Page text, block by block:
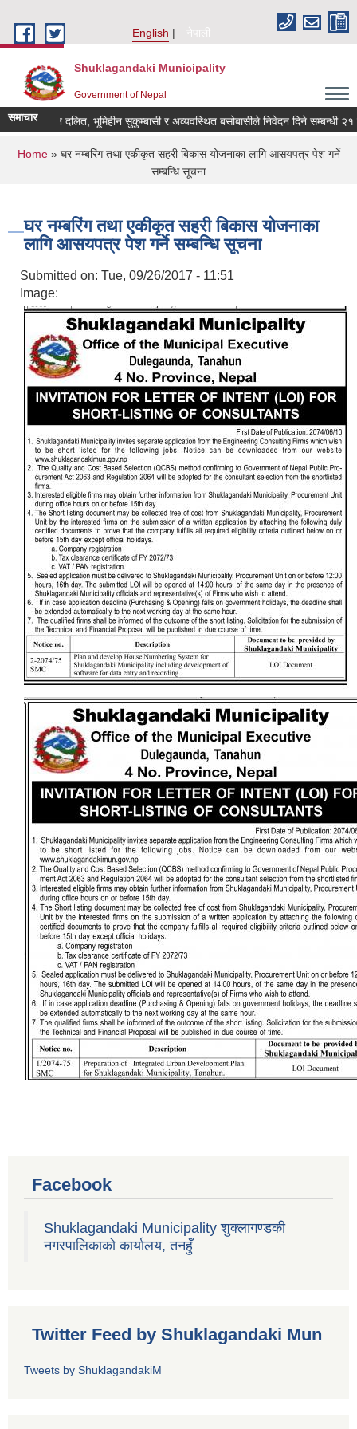
English
नेपाली
Shuklagandaki Municipality
Government of Nepal
समाचार
भूमिहीन दलित, भूमिहीन सुकुम्बासी र अव्यवस्थित बसोबासीले निवेदन दिने सम्बन्धी २१ दिने
You are here
Home» घर नम्बरिंग तथा एकीकृत सहरी बिकास योजनाका लागि आसयपत्र पेश गर्ने
सम्बन्धि सूचना
घर नम्बरिंग तथा एकीकृत सहरी बिकास योजनाका
लागि आसयपत्र पेश गर्ने सम्बन्धि सूचना
Submitted on: Tue, 09/26/2017 - 11:51
Image:
Facebook
Shuklagandaki Municipality शुक्लागण्डकी
नगरपालिकाको कार्यालय, तनहुँ
Twitter Feed by Shuklagandaki Mun
Tweets by ShuklagandakiM